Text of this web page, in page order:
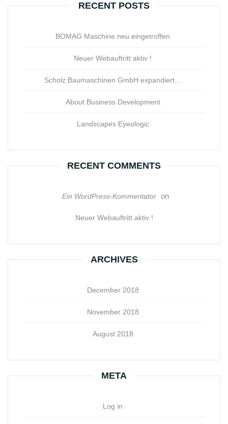
RECENT POSTS
BOMAG Maschine neu eingetroffen
Neuer Webauftritt aktiv !
Scholz Baumaschinen GmbH expandiert…
About Business Development
Landscapes Eyeologic
RECENT COMMENTS
Ein WordPress-Kommentator on
Neuer Webauftritt aktiv !
ARCHIVES
December 2018
November 2018
August 2018
META
Log in